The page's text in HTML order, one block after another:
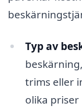
Typ av
trims eller
olika